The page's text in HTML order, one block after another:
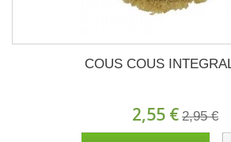
COUS COUS
2,55 € 2,95 €